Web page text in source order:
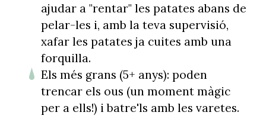
ajudar a "rentar" les patates abans de
pelar-les i, amb la teva supervisió,
xafar les patates ja cuites amb una
forquilla.
Els més grans (5+ anys): poden
trencar els ous (un moment màgic
per a ells!) i batre'ls amb les varetes.